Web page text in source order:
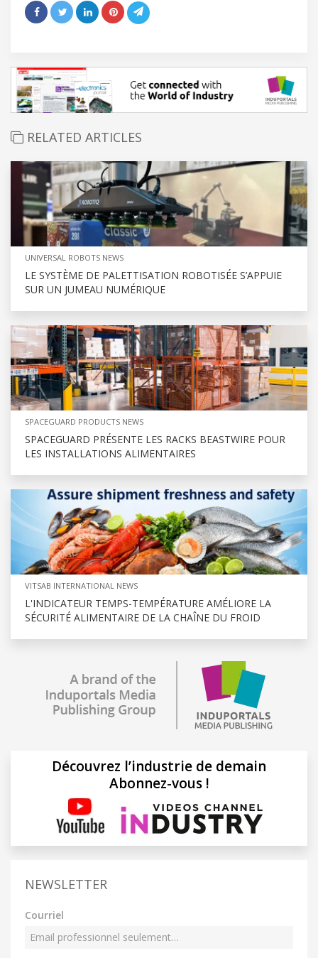
RELATED ARTICLES
UNIVERSAL ROBOTS NEWS
LE SYSTÈME DE PALETTISATION ROBOTISÉE S’APPUIE
SUR UN JUMEAU NUMÉRIQUE
SPACEGUARD PRODUCTS NEWS
SPACEGUARD PRÉSENTE LES RACKS BEASTWIRE POUR
LES INSTALLATIONS ALIMENTAIRES
VITSAB INTERNATIONAL NEWS
L'INDICATEUR TEMPS-TEMPÉRATURE AMÉLIORE LA
SÉCURITÉ ALIMENTAIRE DE LA CHAÎNE DU FROID
Découvrez l’industrie de demain
Abonnez-vous !
NEWSLETTER
Courriel